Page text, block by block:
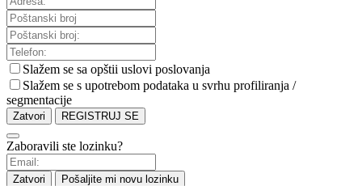
Slažem se sa opštii uslovi poslovanja
Slažem se s upotrebom podataka u svrhu profiliranja /
segmentacije
Zatvori REGISTRUJ SE
Zaboravili ste lozinku?
Zatvori Pošaljite mi novu lozinku